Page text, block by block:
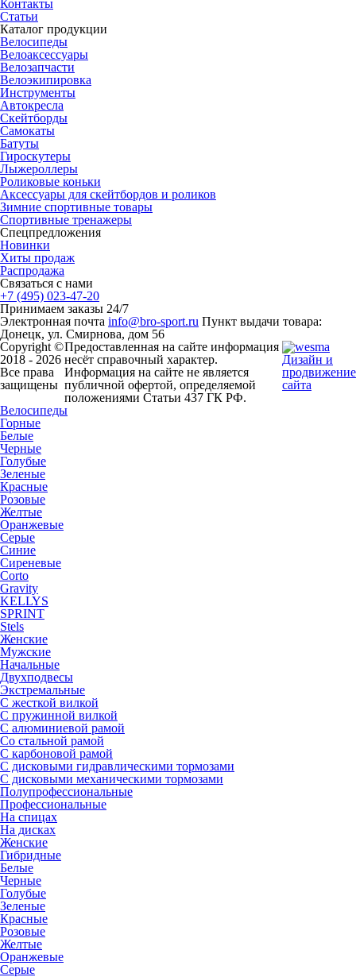
Контакты
Статьи
Каталог продукции
Велосипеды
Велоаксессуары
Велозапчасти
Велоэкипировка
Инструменты
Автокресла
Скейтборды
Самокаты
Батуты
Гироскутеры
Лыжероллеры
Роликовые коньки
Аксессуары для скейтбордов и роликов
Зимние спортивные товары
Спортивные тренажеры
Спецпредложения
Новинки
Хиты продаж
Распродажа
Связаться с нами
+7 (495) 023-47-20
Принимаем заказы 24/7
Электронная почта info@bro-sport.ru Пункт выдачи товара:
Донецк, ул. Смирнова, дом 56
Copyright ©
2018 - 2026
Все права
защищены
Предоставленная на сайте информация
несёт справочный характер.
Информация на сайте не является
публичной офертой, определяемой
положениями Статьи 437 ГК РФ.
Дизайн и
продвижение
сайта
Велосипеды
Горные
Белые
Черные
Голубые
Зеленые
Красные
Розовые
Желтые
Оранжевые
Серые
Синие
Сиреневые
Corto
Gravity
KELLYS
SPRINT
Stels
Женские
Мужские
Начальные
Двухподвесы
Экстремальные
С жесткой вилкой
С пружинной вилкой
С алюминиевой рамой
Со стальной рамой
С карбоновой рамой
С дисковыми гидравлическими тормозами
С дисковыми механическими тормозами
Полупрофессиональные
Профессиональные
На спицах
На дисках
Женские
Гибридные
Белые
Черные
Голубые
Зеленые
Красные
Розовые
Желтые
Оранжевые
Серые